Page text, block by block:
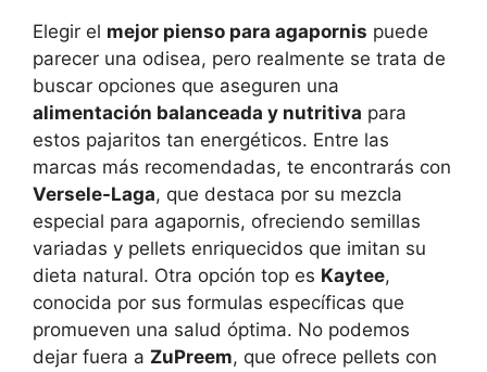
Elegir el mejor pienso para agapornis puede
parecer una odisea, pero realmente se trata de
buscar opciones que aseguren una
alimentación balanceada y nutritiva para
estos pajaritos tan energéticos. Entre las
marcas más recomendadas, te encontrarás con
Versele-Laga, que destaca por su mezcla
especial para agapornis, ofreciendo semillas
variadas y pellets enriquecidos que imitan su
dieta natural. Otra opción top es Kaytee,
conocida por sus formulas específicas que
promueven una salud óptima. No podemos
dejar fuera a ZuPreem, que ofrece pellets con